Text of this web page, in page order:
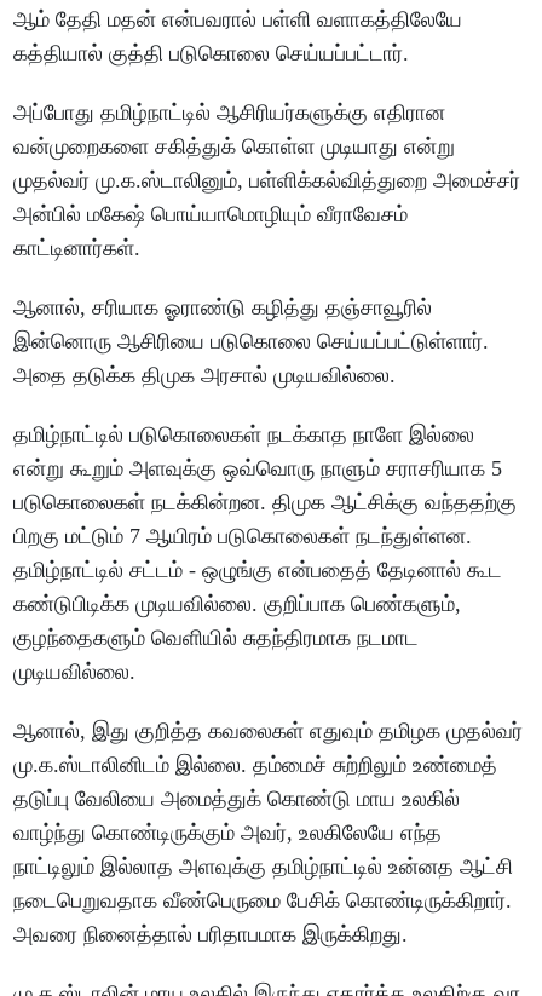
ஆம் தேதி மதன் என்பவரால் பள்ளி வளாகத்திலேயே
கத்தியால் குத்தி படுகொலை செய்யப்பட்டார்.
அப்போது தமிழ்நாட்டில் ஆசிரியர்களுக்கு எதிரான
வன்முறைகளை சகித்துக் கொள்ள முடியாது என்று
முதல்வர் மு.க.ஸ்டாலினும், பள்ளிக்கல்வித்துறை அமைச்சர்
அன்பில் மகேஷ் பொய்யாமொழியும் வீராவேசம்
காட்டினார்கள்.
ஆனால், சரியாக ஓராண்டு கழித்து தஞ்சாவூரில்
இன்னொரு ஆசிரியை படுகொலை செய்யப்பட்டுள்ளார்.
அதை தடுக்க திமுக அரசால் முடியவில்லை.
தமிழ்நாட்டில் படுகொலைகள் நடக்காத நாளே இல்லை
என்று கூறும் அளவுக்கு ஒவ்வொரு நாளும் சராசரியாக 5
படுகொலைகள் நடக்கின்றன. திமுக ஆட்சிக்கு வந்ததற்கு
பிறகு மட்டும் 7 ஆயிரம் படுகொலைகள் நடந்துள்ளன.
தமிழ்நாட்டில் சட்டம் - ஒழுங்கு என்பதைத் தேடினால் கூட
கண்டுபிடிக்க முடியவில்லை. குறிப்பாக பெண்களும்,
குழந்தைகளும் வெளியில் சுதந்திரமாக நடமாட
முடியவில்லை.
ஆனால், இது குறித்த கவலைகள் எதுவும் தமிழக முதல்வர்
மு.க.ஸ்டாலினிடம் இல்லை. தம்மைச் சுற்றிலும் உண்மைத்
தடுப்பு வேலியை அமைத்துக் கொண்டு மாய உலகில்
வாழ்ந்து கொண்டிருக்கும் அவர், உலகிலேயே எந்த
நாட்டிலும் இல்லாத அளவுக்கு தமிழ்நாட்டில் உன்னத ஆட்சி
நடைபெறுவதாக வீண்பெருமை பேசிக் கொண்டிருக்கிறார்.
அவரை நினைத்தால் பரிதாபமாக இருக்கிறது.